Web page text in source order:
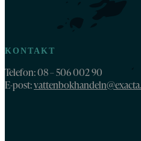
KONTAKT
Telefon: 08 – 506 002 90
E-post: